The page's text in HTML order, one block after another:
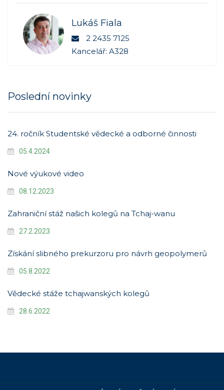
Lukáš Fiala
2 2435 7125
Kancelář: A328
Poslední novinky
24. ročník Studentské vědecké a odborné činnosti
05.4.2024
Nové výukové video
08.12.2023
Zahraniční stáž našich kolegů na Tchaj-wanu
27.2.2023
Získání slibného prekurzoru pro návrh geopolymerů
05.8.2022
Vědecké stáže tchajwanských kolegů
28.6.2022